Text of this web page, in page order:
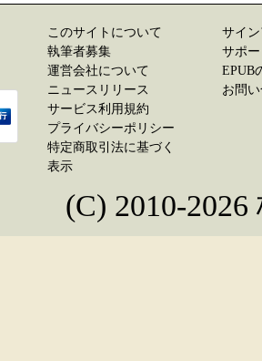
このサイトについて
執筆者募集
運営会社について
ニュースリリース
サービス利用規約
プライバシーポリシー
特定商取引法に基づく
表示
サイ
サポ
EPUB
お問
(C) 2010-